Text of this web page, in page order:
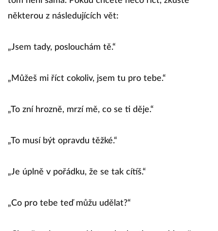
některou z následujících vět:
„Jsem tady, poslouchám tě.“
„Můžeš mi říct cokoliv, jsem tu pro tebe.“
„To zní hrozně, mrzí mě, co se ti děje.“
„To musí být opravdu těžké.“
„Je úplně v pořádku, že se tak cítíš.“
„Co pro tebe teď můžu udělat?“